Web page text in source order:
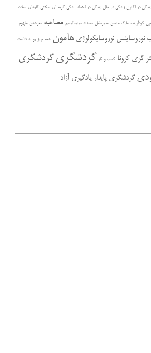
زندگی در اکنون زندگی در حال زندگی در لحظه زندگی گربه ای سختی کارهای سخت
گردآورنده مارک منسن مدیرعامل مستند مینیمالیسم مصاحبه مغز،ذهن مفهوم
نوروساینس نوروسایکولوژی هامون همه چیز رو به فناست
گری کرونا کسب و کار گردشگری گردشگری
گردشگری پایدار یادگیری آزاد